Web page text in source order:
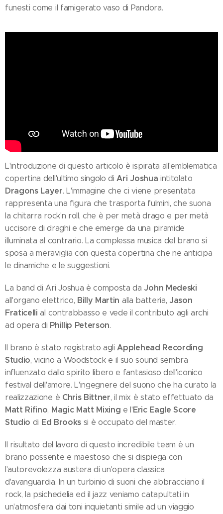
funesti come il famigerato vaso di Pandora.
L'introduzione di questo articolo è ispirata all'emblematica
copertina dell'ultimo singolo di Ari Joshua intitolato
Dragons Layer. L'immagine che ci viene presentata
rappresenta una figura che trasporta fulmini, che suona
la chitarra rock'n roll, che è per metà drago e per metà
uccisore di draghi e che emerge da una piramide
illuminata al contrario. La complessa musica del brano si
sposa a meraviglia con questa copertina che ne anticipa
le dinamiche e le suggestioni.
La band di Ari Joshua è composta da John Medeski
all'organo elettrico, Billy Martin alla batteria, Jason
Fraticelli al contrabbasso e vede il contributo agli archi
ad opera di Phillip Peterson.
Il brano è stato registrato agli Applehead Recording
Studio, vicino a Woodstock e il suo sound sembra
influenzato dallo spirito libero e fantasioso dell'iconico
festival dell'amore. L'ingegnere del suono che ha curato la
realizzazione è Chris Bittner, il mix è stato effettuato da
Matt Rifino, Magic Matt Mixing e l'Eric Eagle Score
Studio di Ed Brookssi è occupato del master.
Il risultato del lavoro di questo incredibile team è un
brano possente e maestoso che si dispiega con
l'autorevolezza austera di un'opera classica
d'avanguardia. In un turbinio di suoni che abbracciano il
rock, la psichedelia ed il jazz veniamo catapultati in
un'atmosfera dai toni inquietanti simile ad un viaggio